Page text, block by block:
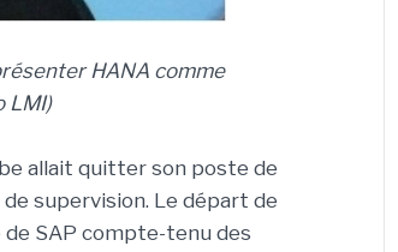
HANA comme
LMI)
allait quitter son poste de
supervision. Le départ de
SAP compte-tenu des